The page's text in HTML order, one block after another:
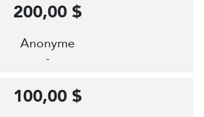
Anonyme
-
200,00 $
100,00 $